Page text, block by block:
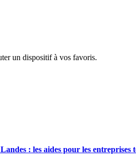
un dispositif à vos favoris.
: les aides pour les entreprises